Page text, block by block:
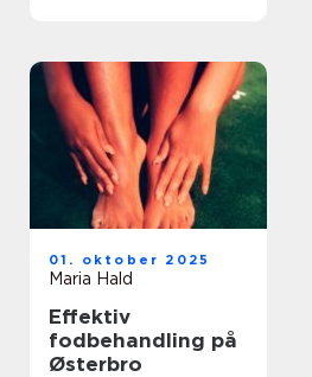
01. oktober 2025
Maria Hald
Effektiv
fodbehandling på
Østerbro